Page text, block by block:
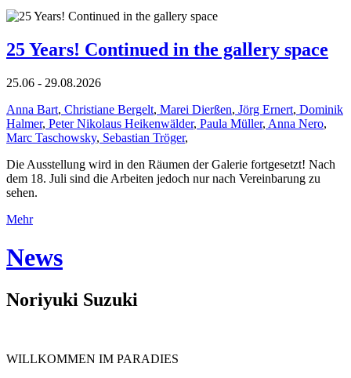
25 Years! Continued in the gallery space
25.06 - 29.08.2026
Anna Bart, Christiane Bergelt, Marei Dierßen, Jörg Ernert, Dominik
Halmer, Peter Nikolaus Heikenwälder, Paula Müller, Anna Nero,
Marc Taschowsky, Sebastian Tröger,
Die Ausstellung wird in den Räumen der Galerie fortgesetzt! Nach
dem 18. Juli sind die Arbeiten jedoch nur nach Vereinbarung zu
sehen.
Mehr
News
Noriyuki Suzuki
WILLKOMMEN IM PARADIES